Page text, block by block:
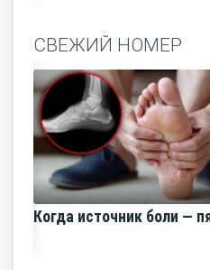
СВЕЖИЙ НОМЕР
Когда источник боли —